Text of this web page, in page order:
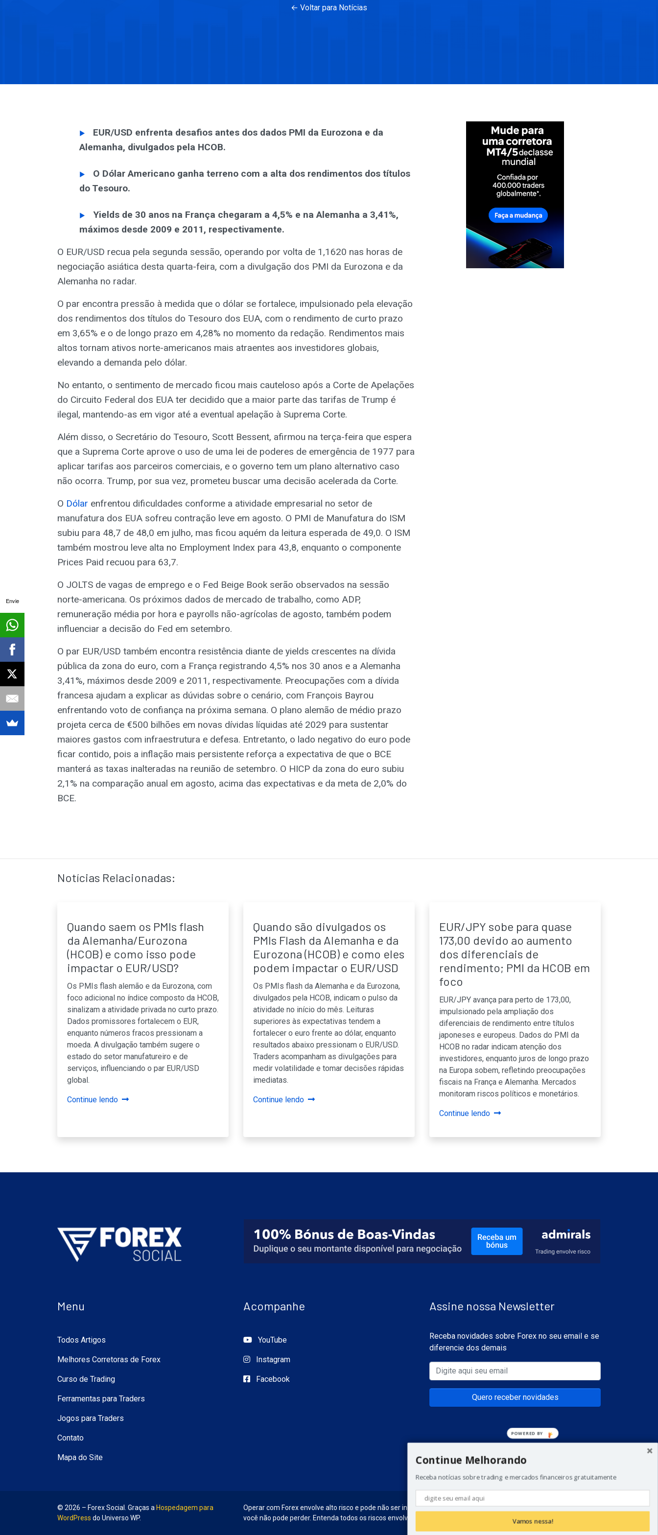
← Voltar para Notícias
EUR/USD enfrenta desafios antes dos dados PMI da Eurozona e da
Alemanha, divulgados pela HCOB.
O Dólar Americano ganha terreno com a alta dos rendimentos dos títulos
do Tesouro.
Yields de 30 anos na França chegaram a 4,5% e na Alemanha a 3,41%,
máximos desde 2009 e 2011, respectivamente.
O EUR/USD recua pela segunda sessão, operando por volta de 1,1620 nas horas de
negociação asiática desta quarta-feira, com a divulgação dos PMI da Eurozona e da
Alemanha no radar.
O par encontra pressão à medida que o dólar se fortalece, impulsionado pela elevação
dos rendimentos dos títulos do Tesouro dos EUA, com o rendimento de curto prazo
em 3,65% e o de longo prazo em 4,28% no momento da redação. Rendimentos mais
altos tornam ativos norte-americanos mais atraentes aos investidores globais,
elevando a demanda pelo dólar.
No entanto, o sentimento de mercado ficou mais cauteloso após a Corte de Apelações
do Circuito Federal dos EUA ter decidido que a maior parte das tarifas de Trump é
ilegal, mantendo-as em vigor até a eventual apelação à Suprema Corte.
Além disso, o Secretário do Tesouro, Scott Bessent, afirmou na terça-feira que espera
que a Suprema Corte aprove o uso de uma lei de poderes de emergência de 1977 para
aplicar tarifas aos parceiros comerciais, e o governo tem um plano alternativo caso
não ocorra. Trump, por sua vez, prometeu buscar uma decisão acelerada da Corte.
O Dólar enfrentou dificuldades conforme a atividade empresarial no setor de
manufatura dos EUA sofreu contração leve em agosto. O PMI de Manufatura do ISM
subiu para 48,7 de 48,0 em julho, mas ficou aquém da leitura esperada de 49,0. O ISM
também mostrou leve alta no Employment Index para 43,8, enquanto o componente
Prices Paid recuou para 63,7.
O JOLTS de vagas de emprego e o Fed Beige Book serão observados na sessão
norte-americana. Os próximos dados de mercado de trabalho, como ADP,
remuneração média por hora e payrolls não-agrícolas de agosto, também podem
influenciar a decisão do Fed em setembro.
O par EUR/USD também encontra resistência diante de yields crescentes na dívida
pública da zona do euro, com a França registrando 4,5% nos 30 anos e a Alemanha
3,41%, máximos desde 2009 e 2011, respectivamente. Preocupações com a dívida
francesa ajudam a explicar as dúvidas sobre o cenário, com François Bayrou
enfrentando voto de confiança na próxima semana. O plano alemão de médio prazo
projeta cerca de €500 bilhões em novas dívidas líquidas até 2029 para sustentar
maiores gastos com infraestrutura e defesa. Entretanto, o lado negativo do euro pode
ficar contido, pois a inflação mais persistente reforça a expectativa de que o BCE
manterá as taxas inalteradas na reunião de setembro. O HICP da zona do euro subiu
2,1% na comparação anual em agosto, acima das expectativas e da meta de 2,0% do
BCE.
Notícias Relacionadas:
Quando saem os PMIs flash
da Alemanha/Eurozona
(HCOB) e como isso pode
impactar o EUR/USD?
Os PMIs flash alemão e da Eurozona, com
foco adicional no índice composto da HCOB,
sinalizam a atividade privada no curto prazo.
Dados promissores fortalecem o EUR,
enquanto números fracos pressionam a
moeda. A divulgação também sugere o
estado do setor manufatureiro e de
serviços, influenciando o par EUR/USD
global.
Continue lendo
Quando são divulgados os
PMIs Flash da Alemanha e da
Eurozona (HCOB) e como eles
podem impactar o EUR/USD
Os PMIs flash da Alemanha e da Eurozona,
divulgados pela HCOB, indicam o pulso da
atividade no início do mês. Leituras
superiores às expectativas tendem a
fortalecer o euro frente ao dólar, enquanto
resultados abaixo pressionam o EUR/USD.
Traders acompanham as divulgações para
medir volatilidade e tomar decisões rápidas
imediatas.
Continue lendo
EUR/JPY sobe para quase
173,00 devido ao aumento
dos diferenciais de
rendimento; PMI da HCOB em
foco
EUR/JPY avança para perto de 173,00,
impulsionado pela ampliação dos
diferenciais de rendimento entre títulos
japoneses e europeus. Dados do PMI da
HCOB no radar indicam atenção dos
investidores, enquanto juros de longo prazo
na Europa sobem, refletindo preocupações
fiscais na França e Alemanha. Mercados
monitoram riscos políticos e monetários.
Continue lendo
Menu
Todos Artigos
Melhores Corretoras de Forex
Curso de Trading
Ferramentas para Traders
Jogos para Traders
Contato
Mapa do Site
Acompanhe
YouTube
Instagram
Facebook
Assine nossa Newsletter
Receba novidades sobre Forex no seu email e se
diferencie dos demais
Quero receber novidades
Operar com Forex envolve alto risco e pode não ser indicado para todos os investidores. Não invista dinheiro que
você não pode perder. Entenda todos os riscos envolvidos antes de começar a realizar esse tipo de investimentos.
© 2026 – Forex Social. Graças a Hospedagem para
WordPress do Universo WP.
Envie
Continue Melhorando
Receba notícias sobre trading e mercados financeiros gratuitamente
Vamos nessa!
POWERED
BY